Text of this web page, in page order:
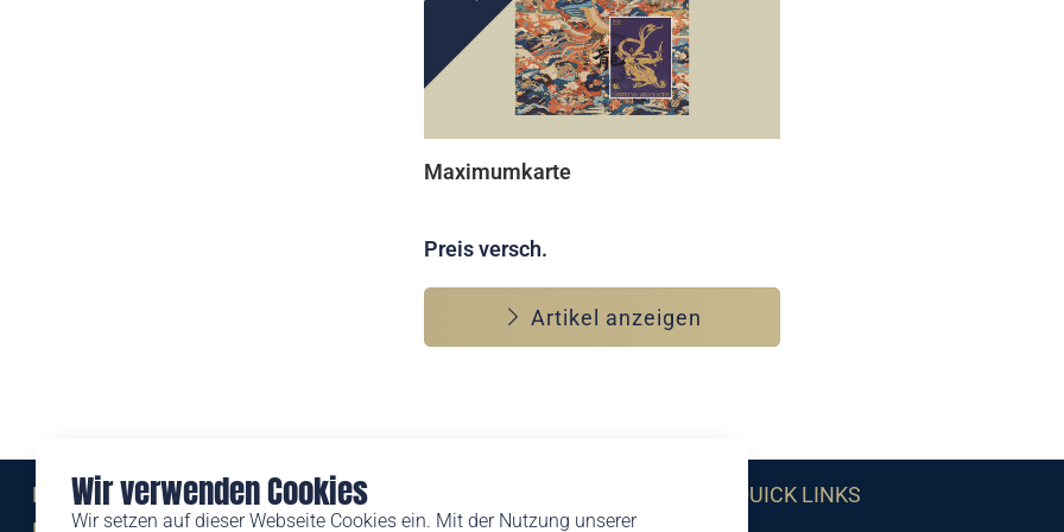
Wir verwenden Cookies
Wir setzen auf dieser Webseite Cookies ein. Mit der Nutzung unserer
Maximumkarte
Preis versch.
Artikel anzeigen
Eine Marke der
QUICK LINKS